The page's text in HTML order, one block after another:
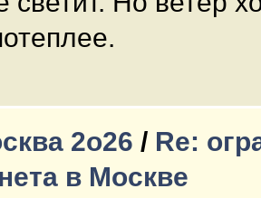
2о26 / Re:
в Москве